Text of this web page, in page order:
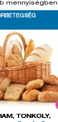
mennyiségben
TÖNKÖLY,